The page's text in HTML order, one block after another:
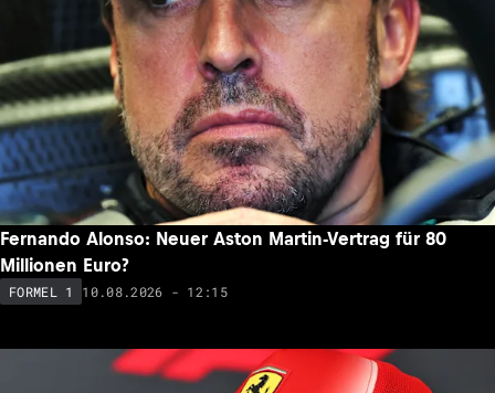
Fernando Alonso: Neuer Aston Martin-Vertrag für 80
Millionen Euro?
FORMEL 1 10.08.2026 - 12:15